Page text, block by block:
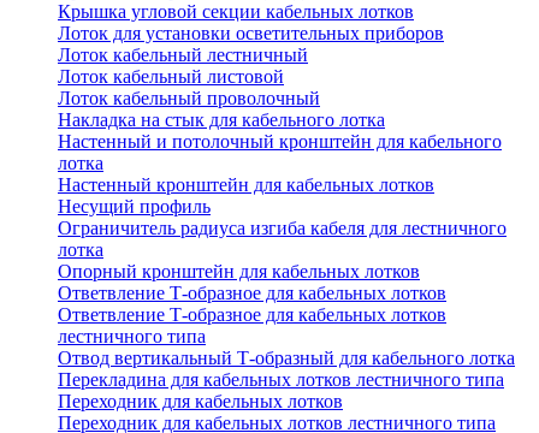
Крышка угловой секции кабельных лотков
Лоток для установки осветительных приборов
Лоток кабельный лестничный
Лоток кабельный листовой
Лоток кабельный проволочный
Накладка на стык для кабельного лотка
Настенный и потолочный кронштейн для кабельного
лотка
Настенный кронштейн для кабельных лотков
Несущий профиль
Ограничитель радиуса изгиба кабеля для лестничного
лотка
Опорный кронштейн для кабельных лотков
Ответвление Т-образное для кабельных лотков
Ответвление Т-образное для кабельных лотков
лестничного типа
Отвод вертикальный Т-образный для кабельного лотка
Перекладина для кабельных лотков лестничного типа
Переходник для кабельных лотков
Переходник для кабельных лотков лестничного типа